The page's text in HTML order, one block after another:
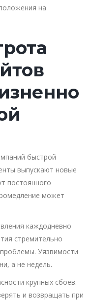
на
быстрой
выпускают новые
постоянного
может
каждодневно
стремительно
Уязвимости
а не недель.
крупных сбоев.
и возвращать при